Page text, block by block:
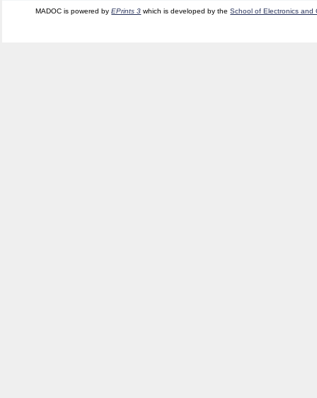
MADOC is powered byEPrints 3 which is developed by theSchool of Electronics and